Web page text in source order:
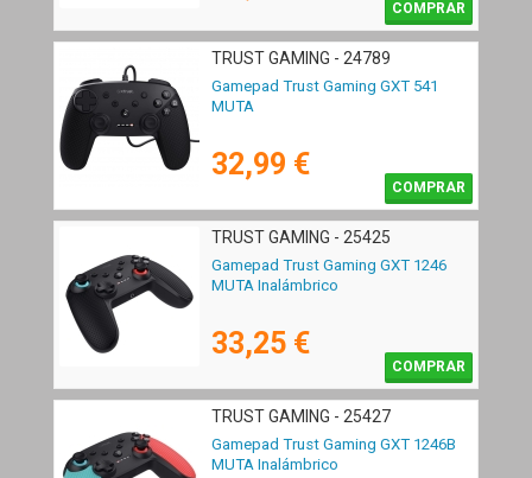
COMPRAR
TRUST GAMING - 24789
Gamepad Trust Gaming GXT 541
MUTA
32,99 €
COMPRAR
TRUST GAMING - 25425
Gamepad Trust Gaming GXT 1246
MUTA Inalámbrico
33,25 €
COMPRAR
TRUST GAMING - 25427
Gamepad Trust Gaming GXT 1246B
MUTA Inalámbrico